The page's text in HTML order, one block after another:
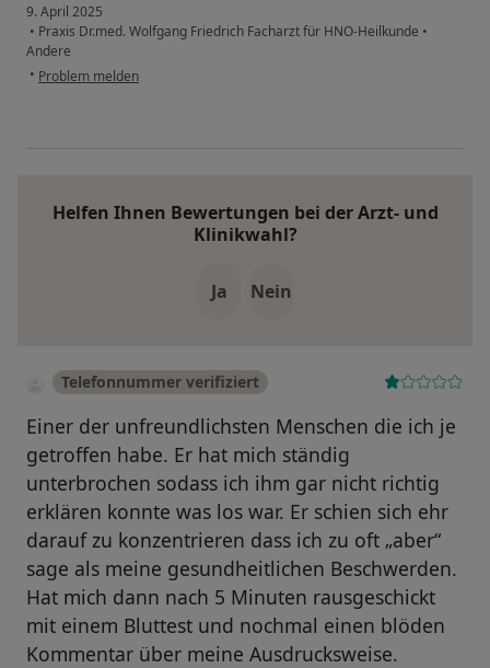
9. April 2025
• Praxis Dr.med. Wolfgang Friedrich Facharzt für HNO-Heilkunde •
Andere
• Problem melden
Helfen Ihnen Bewertungen bei der Arzt- und
Klinikwahl?
Ja Nein
Telefonnummer verifiziert
Einer der unfreundlichsten Menschen die ich je
getroffen habe. Er hat mich ständig
unterbrochen sodass ich ihm gar nicht richtig
erklären konnte was los war. Er schien sich ehr
darauf zu konzentrieren dass ich zu oft „aber“
sage als meine gesundheitlichen Beschwerden.
Hat mich dann nach 5 Minuten rausgeschickt
mit einem Bluttest und nochmal einen blöden
Kommentar über meine Ausdrucksweise.